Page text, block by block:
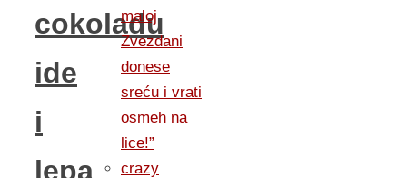
cokoladu
ide
i
lepa
maloj
Zvezdani
donese
sreću i vrati
osmeh na
lice!”
crazy